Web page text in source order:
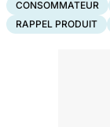
CONSOMMATEUR
RAPPEL PRODUIT